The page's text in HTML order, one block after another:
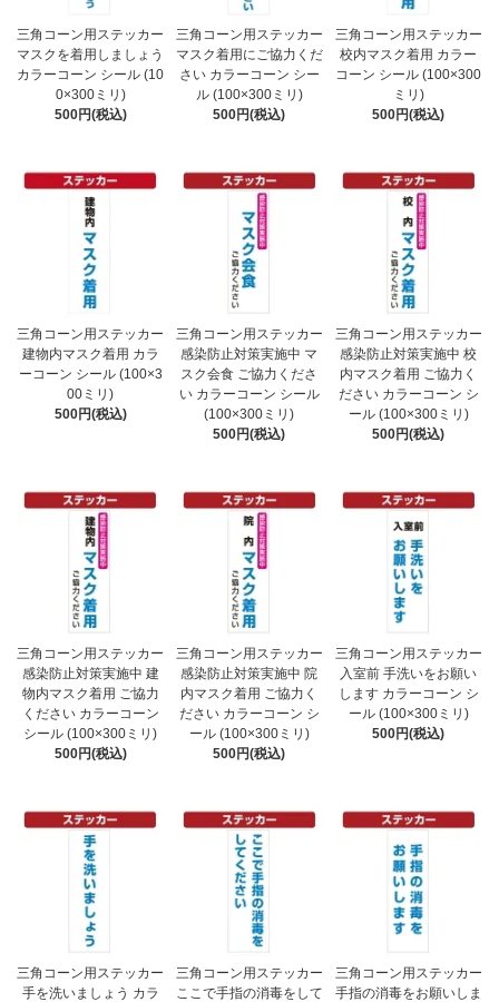
三角コーン用ステッカー
マスクを着用しましょう
カラーコーン シール (10
0×300ミリ)
500円(税込)
三角コーン用ステッカー
マスク着用にご協力くだ
さい カラーコーン シー
ル (100×300ミリ)
500円(税込)
三角コーン用ステッカー
校内マスク着用 カラー
コーン シール (100×300
ミリ)
500円(税込)
三角コーン用ステッカー
建物内マスク着用 カラ
ーコーン シール (100×3
00ミリ)
500円(税込)
三角コーン用ステッカー
感染防止対策実施中 マ
スク会食 ご協力くださ
い カラーコーン シール
(100×300ミリ)
500円(税込)
三角コーン用ステッカー
感染防止対策実施中 校
内マスク着用 ご協力く
ださい カラーコーン シ
ール (100×300ミリ)
500円(税込)
三角コーン用ステッカー
感染防止対策実施中 建
物内マスク着用 ご協力
ください カラーコーン
シール (100×300ミリ)
500円(税込)
三角コーン用ステッカー
感染防止対策実施中 院
内マスク着用 ご協力く
ださい カラーコーン シ
ール (100×300ミリ)
500円(税込)
三角コーン用ステッカー
入室前 手洗いをお願い
します カラーコーン シ
ール (100×300ミリ)
500円(税込)
三角コーン用ステッカー
手を洗いましょう カラ
三角コーン用ステッカー
ここで手指の消毒をして
三角コーン用ステッカー
手指の消毒をお願いしま